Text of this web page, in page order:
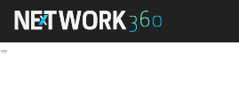
El 20% de